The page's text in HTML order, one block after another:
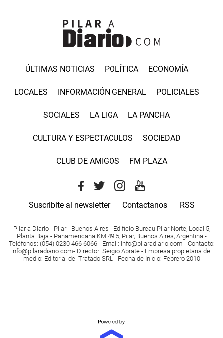
ÚLTIMAS NOTICIAS POLÍTICA ECONOMÍA
LOCALES INFORMACIÓN GENERAL POLICIALES
SOCIALES LA LIGA LA PANCHA
CULTURA Y ESPECTACULOS SOCIEDAD
CLUB DE AMIGOS FM PLAZA
Suscribite al newsletter Contactanos RSS
Pilar a Diario - Pilar - Buenos Aires - Edificio Bureau Pilar Norte, Local 5,
Planta Baja - Panamericana KM 49.5, Pilar, Buenos Aires, Argentina -
Teléfonos: (054) 0230 466 6066 - Email : info@pilaradiario.com - Contacto:
info@pilaradiario.com- Director: Sergio Abrate - Empresa propietaria del
medio: Editorial del Tratado SRL - Fecha de Inicio: Febrero 2010